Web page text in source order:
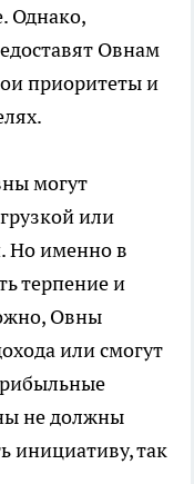
Однако,
Овнам
приоритеты и
могут
или
Но именно в
терпение и
Овны
или смогут
не должны
инициативу, так